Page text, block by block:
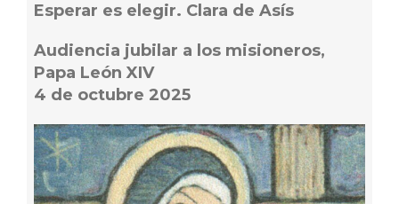
Esperar es elegir. Clara de Asís
Audiencia jubilar a los misioneros,
Papa León XIV
4 de octubre 2025